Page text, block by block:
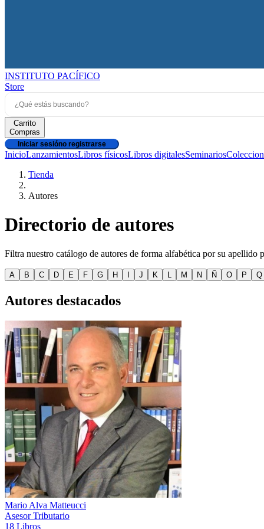
INSTITUTO PACÍFICO
Store
Carrito
Compras
Iniciar sesióno registrarse
InicioLanzamientosLibros físicosLibros digitalesSeminarios
Tienda
Autores
Directorio de autores
Filtra nuestro catálogo de autores de forma alfabética por su apellido
A B C D E F G H J K M N Ñ O P Q
Autores destacados
Mario Alva Matteucci
Asesor Tributario
18 Libros